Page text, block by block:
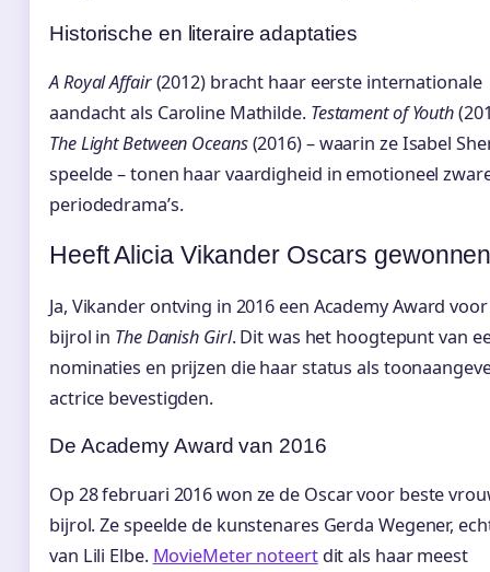
Historische en literaire adaptaties
A Royal Affair(2012) bracht haar eerste internationale
aandacht als Caroline Mathilde. Testament of Youth
The Light Between Oceans(2016) – waarin ze Isabel
speelde – tonen haar vaardigheid in emotioneel
periodedrama’s.
Heeft Alicia Vikander Oscars
Ja, Vikander ontving in 2016 een Academy Award
bijrol in The Danish Girl. Dit was het hoogtepunt van
nominaties en prijzen die haar status als
actrice bevestigden.
De Academy Award van 2016
Op 28 februari 2016 won ze de Oscar voor beste
bijrol. Ze speelde de kunstenares Gerda Wegener,
van Lili Elbe. MovieMeter noteertdit als haar meest